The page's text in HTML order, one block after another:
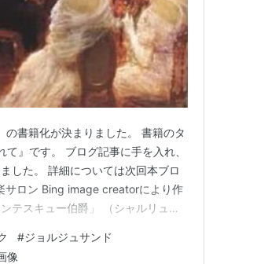
書籍化が決まりました。 書籍のタ
』です。 ブログ記事に手を入れ、
した。 詳細については次回本ブロ
サロン Bing image creatorにより作
テスキュー伯爵」 （シャルリュス
はこちらをクリックしてください
#ジョルジュサンド
像